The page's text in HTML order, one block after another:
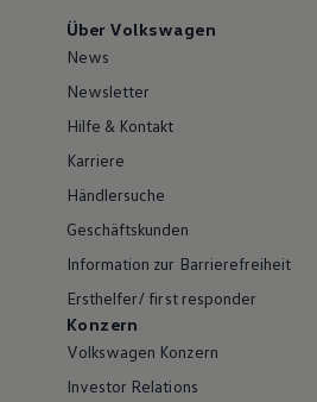
Über Volkswagen
News
Newsletter
Hilfe & Kontakt
Karriere
Händlersuche
Geschäftskunden
Information zur Barrierefreiheit
Ersthelfer/ first responder
Konzern
Volkswagen Konzern
Investor Relations